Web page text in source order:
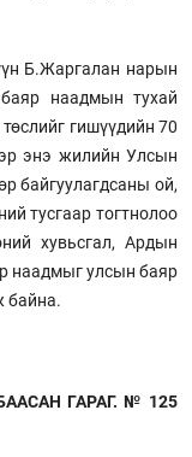
Б.Жаргалан нарын
наадмын тухай
гишүүдийн 70
энэ жилийн Улсын
байгуулагдсаны ой,
тусгаар тогтнолоо
хувьсгал, Ардын
наадмыг улсын баяр
байна.
ГАРАГ. № 125